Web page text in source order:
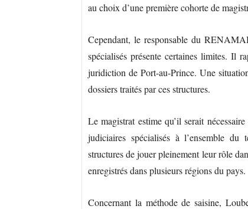
au choix d’une première cohorte de
Cependant, le responsable du
spécialisés présente certaines limites. Il
juridiction de Port-au-Prince. Une
dossiers traités par ces structures.
Le magistrat estime qu’il serait
judiciaires spécialisés à l’ensemble
structures de jouer pleinement leur rôle
enregistrés dans plusieurs régions du pays.
Concernant la méthode de saisine,